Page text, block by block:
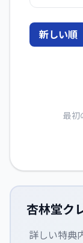
新しい順
最初
杏林堂ク
詳しい特典